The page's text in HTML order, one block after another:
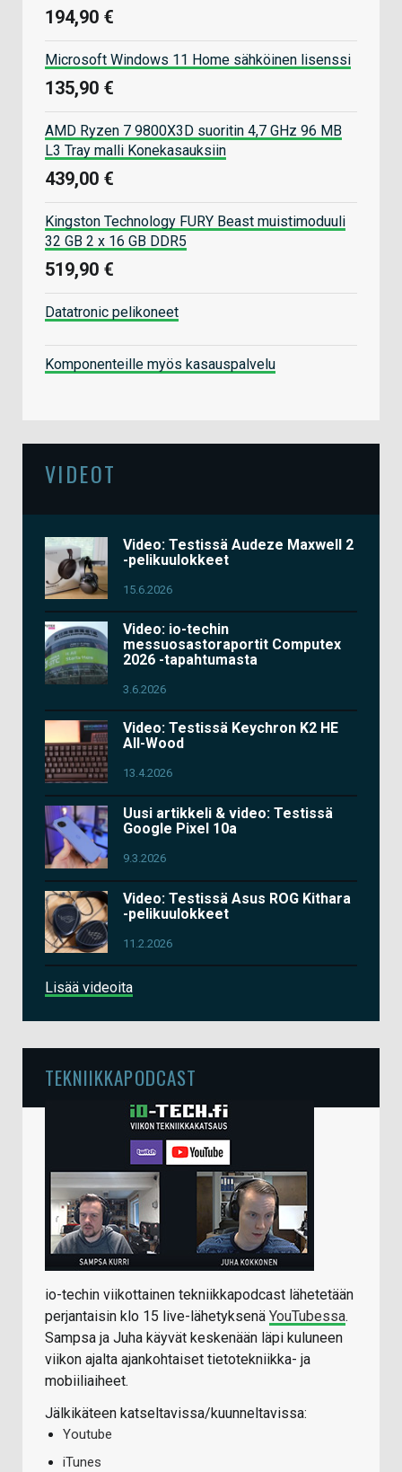
194,90 €
Microsoft Windows 11 Home sähköinen lisenssi
135,90 €
AMD Ryzen 7 9800X3D suoritin 4,7 GHz 96 MB
L3 Tray malli Konekasauksiin
439,00 €
Kingston Technology FURY Beast muistimoduuli
32 GB 2 x 16 GB DDR5
519,90 €
Datatronic pelikoneet
Komponenteille myös kasauspalvelu
VIDEOT
Video: Testissä Audeze Maxwell 2
-pelikuulokkeet
15.6.2026
Video: io-techin
messuosastoraportit Computex
2026 -tapahtumasta
3.6.2026
Video: Testissä Keychron K2 HE
All-Wood
13.4.2026
Uusi artikkeli & video: Testissä
Google Pixel 10a
9.3.2026
Video: Testissä Asus ROG Kithara
-pelikuulokkeet
11.2.2026
Lisää videoita
TEKNIIKKAPODCAST
io-techin viikottainen tekniikkapodcast lähetetään
perjantaisin klo 15 live-lähetyksenä YouTubessa.
Sampsa ja Juha käyvät keskenään läpi kuluneen
viikon ajalta ajankohtaiset tietotekniikka- ja
mobiiliaiheet.
Jälkikäteen katseltavissa/kuunneltavissa:
Youtube
iTunes